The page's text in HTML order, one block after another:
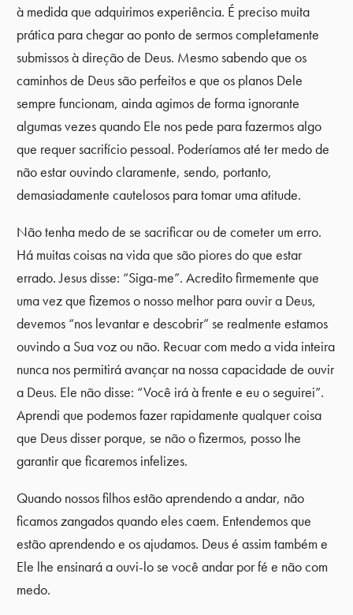
à medida que adquirimos experiência. É preciso muita
prática para chegar ao ponto de sermos completamente
submissos à direção de Deus. Mesmo sabendo que os
caminhos de Deus são perfeitos e que os planos Dele
sempre funcionam, ainda agimos de forma ignorante
algumas vezes quando Ele nos pede para fazermos algo
que requer sacrifício pessoal. Poderíamos até ter medo de
não estar ouvindo claramente, sendo, portanto,
demasiadamente cautelosos para tomar uma atitude.
Não tenha medo de se sacrificar ou de cometer um erro.
Há muitas coisas na vida que são piores do que estar
errado. Jesus disse: “Siga-me”. Acredito firmemente que
uma vez que fizemos o nosso melhor para ouvir a Deus,
devemos “nos levantar e descobrir” se realmente estamos
ouvindo a Sua voz ou não. Recuar com medo a vida inteira
nunca nos permitirá avançar na nossa capacidade de ouvir
a Deus. Ele não disse: “Você irá à frente e eu o seguirei”.
Aprendi que podemos fazer rapidamente qualquer coisa
que Deus disser porque, se não o fizermos, posso lhe
garantir que ficaremos infelizes.
Quando nossos filhos estão aprendendo a andar, não
ficamos zangados quando eles caem. Entendemos que
estão aprendendo e os ajudamos. Deus é assim também e
Ele lhe ensinará a ouvi-lo se você andar por fé e não com
medo.